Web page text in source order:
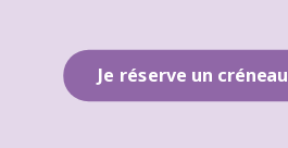
Je réserve un créneau